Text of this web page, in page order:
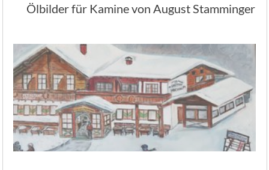
Ölbilder für Kamine von August Stamminger